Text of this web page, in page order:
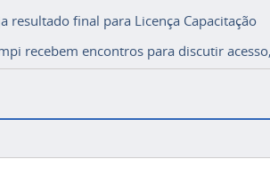
resultado final para Licença Capacitação
recebem encontros para discutir